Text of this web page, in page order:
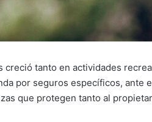
creció tanto en actividades
por seguros específicos, ante
que protegen tanto al